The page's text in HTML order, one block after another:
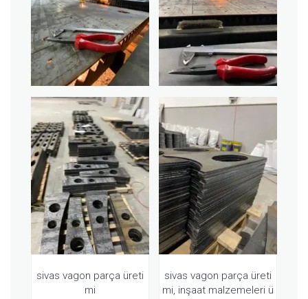
sivas vagon parça üreti
mi
sivas vagon parça üreti
mi, inşaat malzemeleri ü